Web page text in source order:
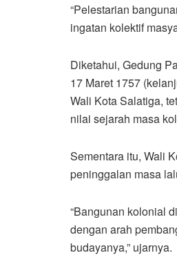
“Pelestarian
ingatan kolektif
Diketahui, Gedung
17 Maret 1757
Wali Kota Salatiga,
nilai sejarah masa
Sementara itu, Wali
peninggalan masa
“Bangunan kolonial
dengan arah
budayanya,” ujarnya.